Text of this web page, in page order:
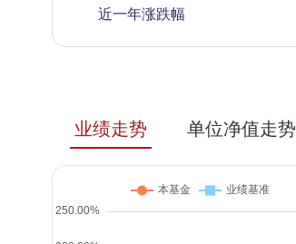
近一年涨跌幅
业绩走势 单位净值走势